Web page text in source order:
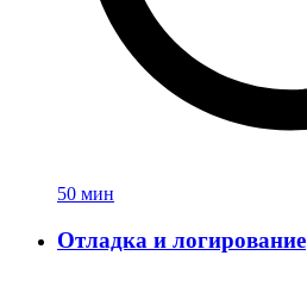
50 мин
Отладка и логирование